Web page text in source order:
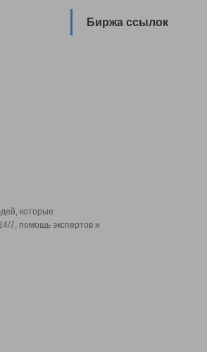
Биржа ссылок
которые
7, помощь экспертов и